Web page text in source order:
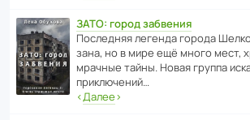
ЗАТО: город забвения
После­дняя легенда города
зана, но в мире ещё много мест,
мрачные тайны. Новая группа
приключений…
‹Далее›